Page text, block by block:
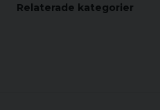
Relaterade kategorier